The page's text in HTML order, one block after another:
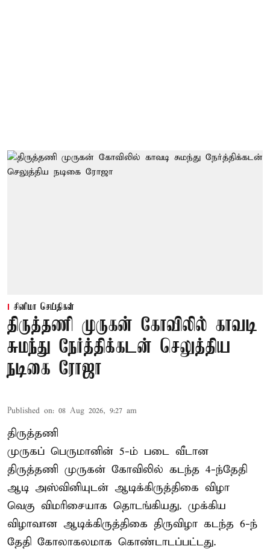
சினிமா செய்திகள்
திருத்தணி முருகன் கோவிலில் காவடி
சுமந்து நேர்த்திக்கடன் செலுத்திய
நடிகை ரோஜா
Published on: 08 Aug 2026, 9:27 am
திருத்தணி
முருகப் பெருமானின் 5-ம் படை வீடான
திருத்தணி முருகன் கோவிலில் கடந்த 4-ந்தேதி
ஆடி அஸ்வினியுடன் ஆடிக்கிருத்திகை விழா
வெகு விமரிசையாக தொடங்கியது. முக்கிய
விழாவான ஆடிக்கிருத்திகை திருவிழா கடந்த 6-ந்
தேதி கோலாகலமாக கொண்டாடப்பட்டது.